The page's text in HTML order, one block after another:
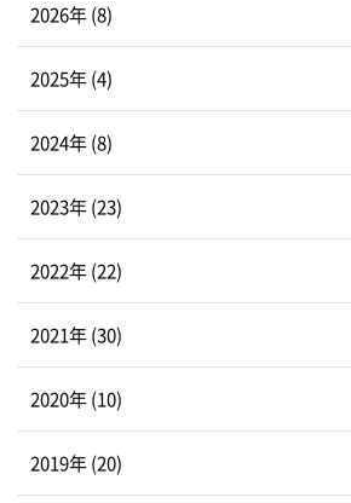
2026年 (8)
2025年 (4)
2024年 (8)
2023年 (23)
2022年 (22)
2021年 (30)
2020年 (10)
2019年 (20)